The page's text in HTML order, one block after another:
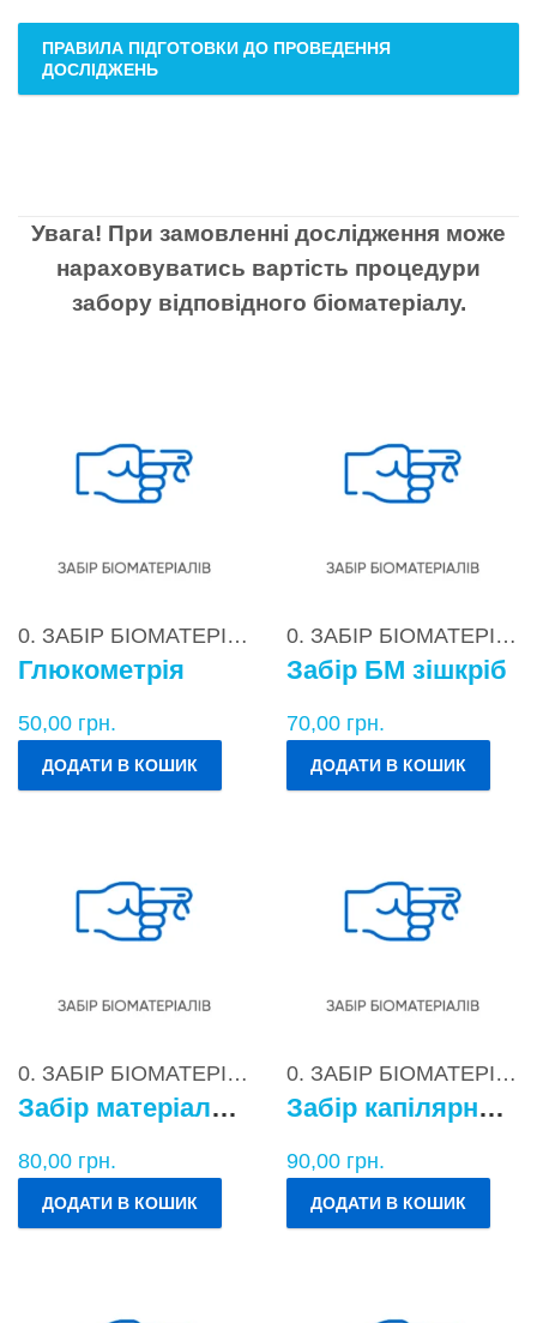
ПРАВИЛА ПІДГОТОВКИ ДО ПРОВЕДЕННЯ
ДОСЛІДЖЕНЬ
Увага! При замовленні дослідження може
нараховуватись вартість процедури
забору відповідного біоматеріалу.
0. ЗАБІР БІОМАТЕРІАЛІВ
Глюкометрія
50,00 грн.
ДОДАТИ В КОШИК
0. ЗАБІР БІОМАТЕРІАЛІВ
Забір БМ зішкріб
70,00 грн.
ДОДАТИ В КОШИК
0. ЗАБІР БІОМАТЕРІАЛІВ
Забір матеріалу для бактеріологічних досліджень
80,00 грн.
ДОДАТИ В КОШИК
0. ЗАБІР БІОМАТЕРІАЛІВ
Забір капілярної крові
90,00 грн.
ДОДАТИ В КОШИК